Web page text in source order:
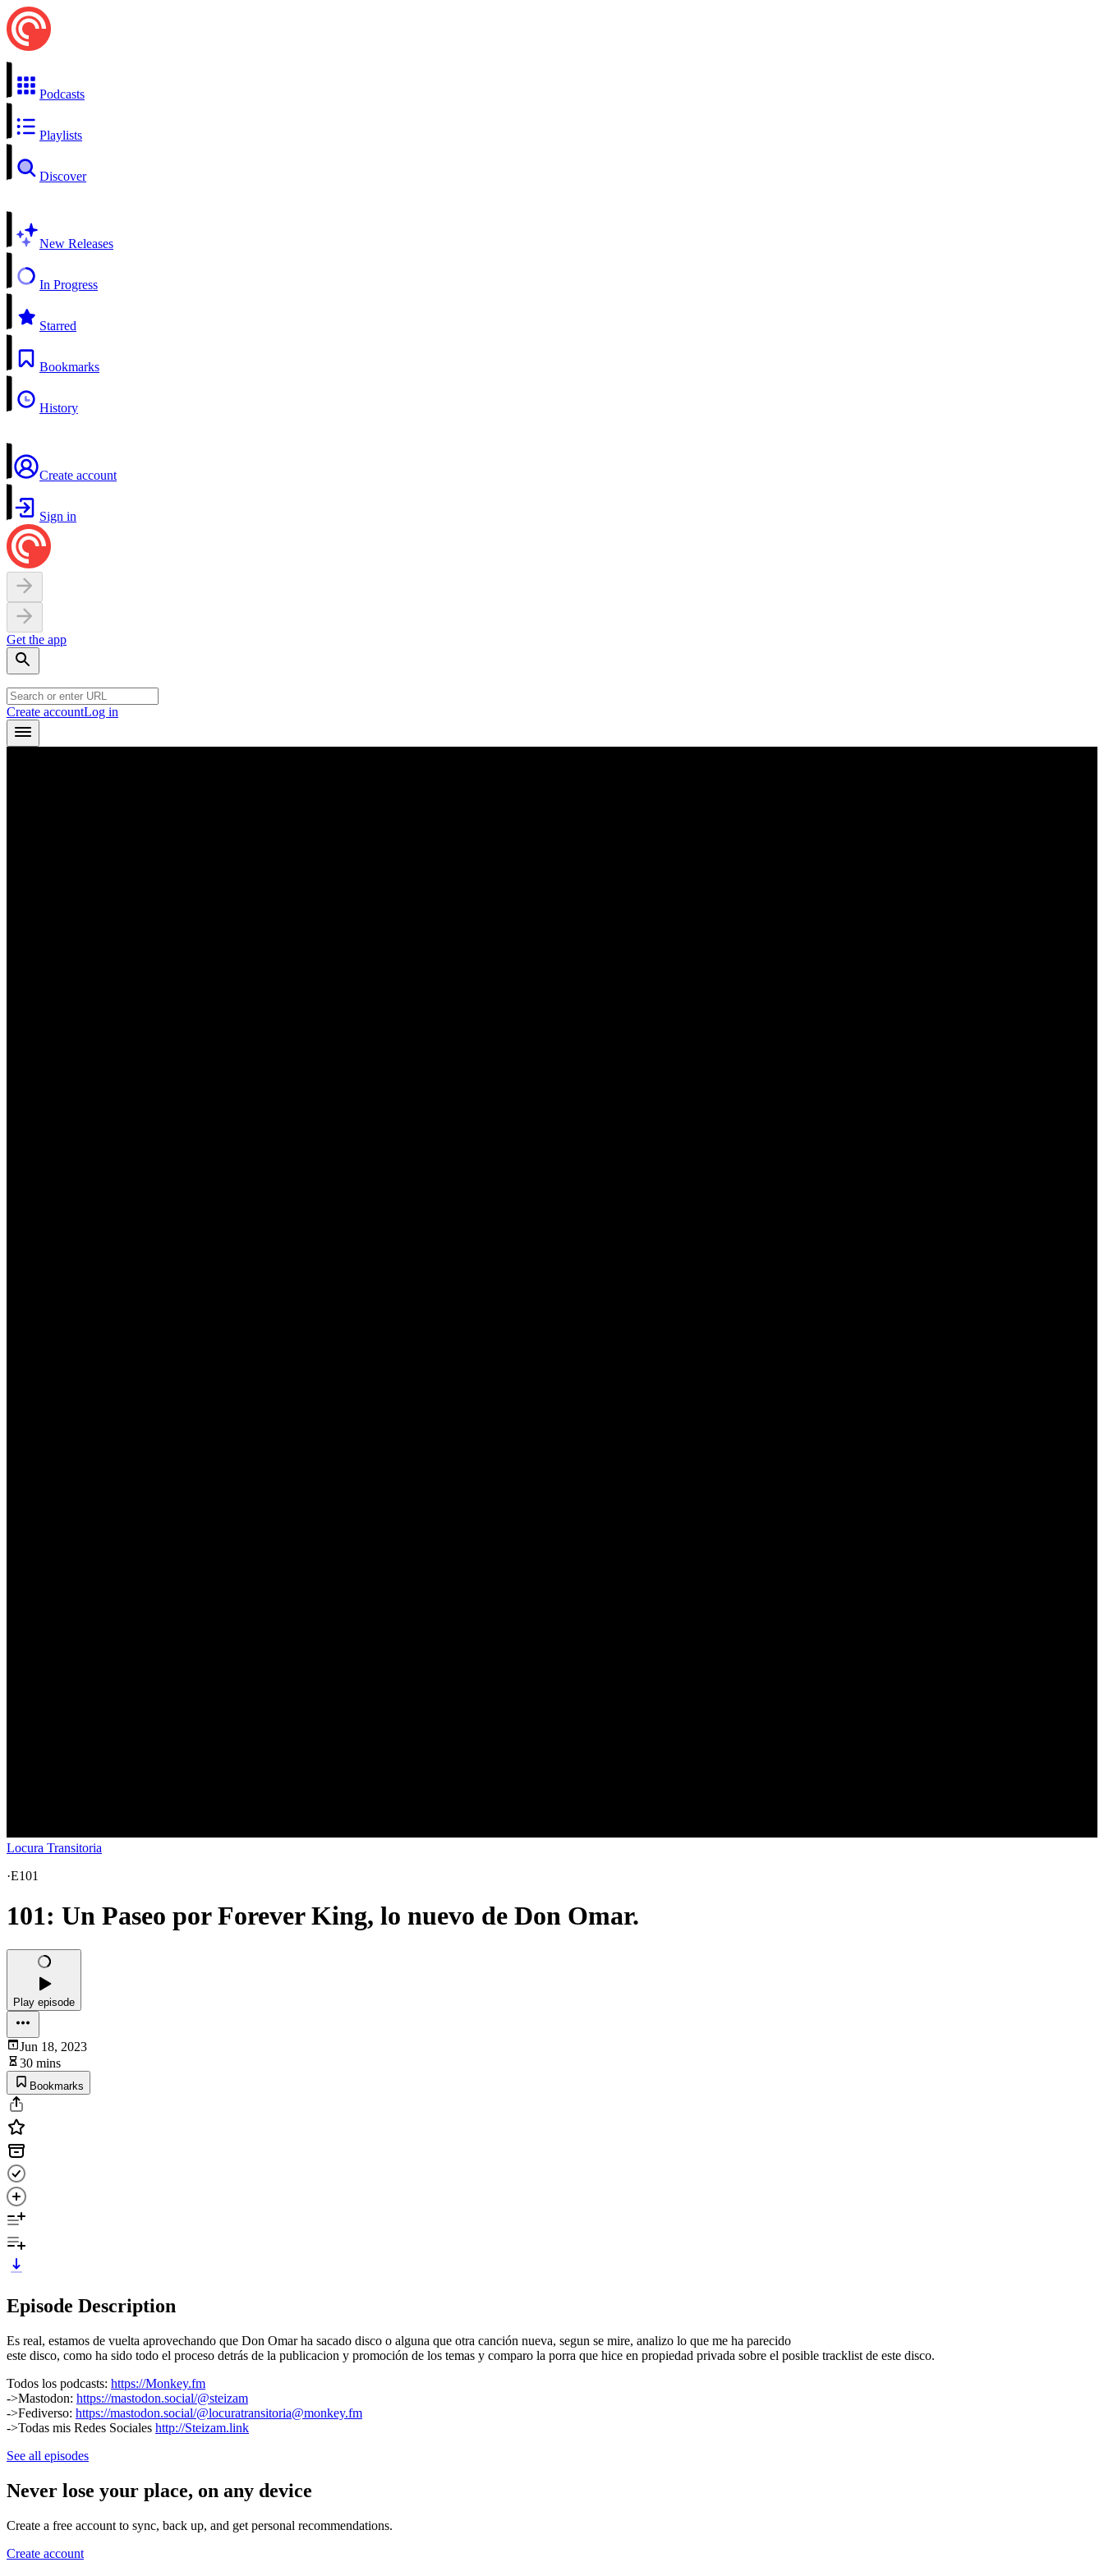
Podcasts
Playlists
Discover
New Releases
In Progress
Starred
Bookmarks
History
Create account
Sign in
Get the app
Create accountLog in
Locura Transitoria
·E101
101: Un Paseo por Forever King, lo nuevo de Don Omar.
Play episode
Jun 18, 2023
30 mins
Bookmarks
Episode Description
Es real, estamos de vuelta aprovechando que Don Omar ha sacado disco o alguna que otra canción nueva, segun se mire, analizo lo que me ha parecido
este disco, como ha sido todo el proceso detrás de la publicacion y promoción de los temas y comparo la porra que hice en propiedad privada sobre el posible tracklist de este disco.
Todos los podcasts: https://Monkey.fm
->Mastodon: https://mastodon.social/@steizam
->Fediverso: https://mastodon.social/@locuratransitoria@monkey.fm
->Todas mis Redes Sociales http://Steizam.link
See all episodes
Never lose your place, on any device
Create a free account to sync, back up, and get personal recommendations.
Create account